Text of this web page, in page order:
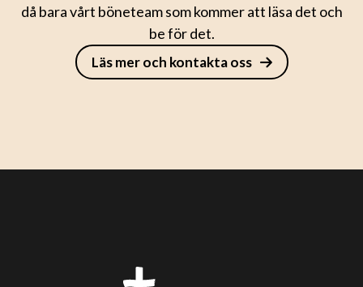
då bara vårt böneteam som kommer att läsa det och
be för det.
Läs mer och kontakta oss